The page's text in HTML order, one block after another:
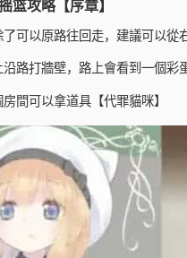
篮攻略【序章】
可以原路往回走，建議可以從
沿路打牆壁，路上會看到一個彩
間可以拿道具【代罪貓咪】